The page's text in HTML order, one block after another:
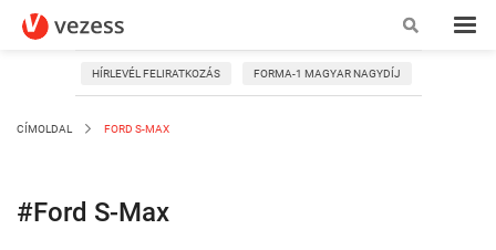
HÍRLEVÉL FELIRATKOZÁS FORMA-1 MAGYAR NAGYDÍJ
CÍMOLDAL FORD S-MAX
#Ford S-Max